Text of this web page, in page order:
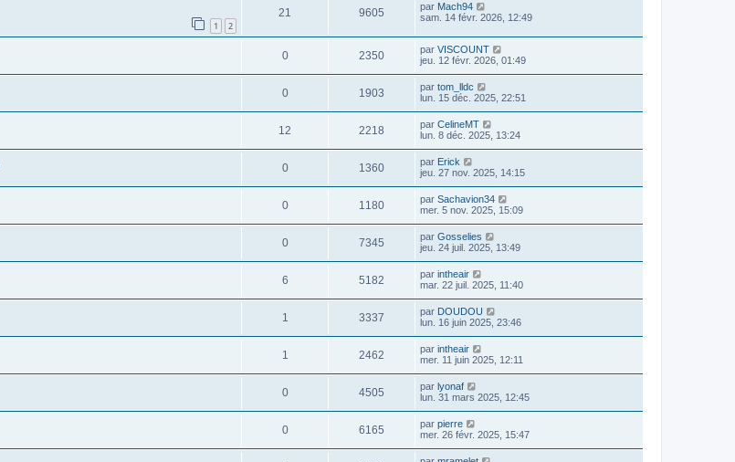
1 2
21 9605 par Mach94
sam. 14 févr. 2026, 12:49
0 2350 par VISCOUNT
jeu. 12 févr. 2026, 01:49
0 1903 par tom_lldc
lun. 15 déc. 2025, 22:51
12 2218 par CelineMT
lun. 8 déc. 2025, 13:24
0 1360 par Erick
jeu. 27 nov. 2025, 14:15
0 1180 par Sachavion34
mer. 5 nov. 2025, 15:09
0 7345 par Gosselies
jeu. 24 juil. 2025, 13:49
6 5182 par intheair
mar. 22 juil. 2025, 11:40
1 3337 par DOUDOU
lun. 16 juin 2025, 23:46
1 2462 par intheair
mer. 11 juin 2025, 12:11
0 4505 par lyonaf
lun. 31 mars 2025, 12:45
0 6165 par pierre
mer. 26 févr. 2025, 15:47